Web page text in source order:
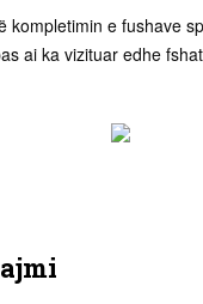
kompletimin e fushave
ai ka vizituar edhe